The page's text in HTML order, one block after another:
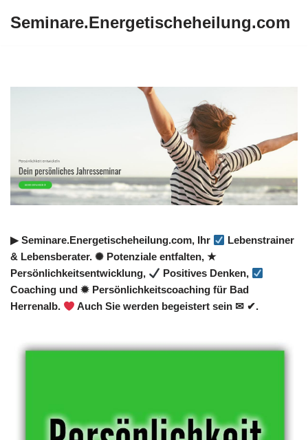
Seminare.Energetischeheilung.com
▶︎ Seminare.Energetischeheilung.com, Ihr
Lebenstrainer
& Lebensberater. ✺ Potenziale entfalten, ★
Persönlichkeitsentwicklung,
Positives Denken,
Coaching und ✹ Persönlichkeitscoaching für Bad
Herrenalb.
Auch Sie werden begeistert sein ✉ ✔.